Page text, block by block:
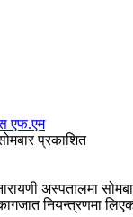
एफ.एम
प्रकाशित
अस्पतालमा
कागजात नियन्त्रणमा